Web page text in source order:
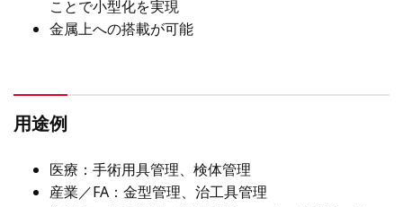
ことで小型化を実現
金属上への搭載が可能
用途例
医療：手術用具管理、検体管理
産業／FA：金型管理、治工具管理